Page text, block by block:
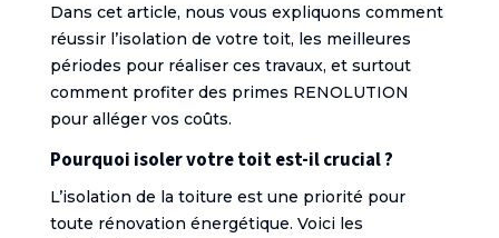
Dans cet article, nous vous expliquons comment
réussir l’isolation de votre toit, les meilleures
périodes pour réaliser ces travaux, et surtout
comment profiter des primes RENOLUTION
pour alléger vos coûts.
Pourquoi isoler votre toit est-il crucial ?
L’isolation de la toiture est une priorité pour
toute rénovation énergétique. Voici les